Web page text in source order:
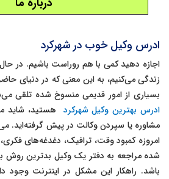
ادرس وکیل خوب در شهرکرد
زندگی می‌کنیم، به این معنی که در دنیای
بسیاری از امور قدیمی منسوخ شده تلقی
ادرس بهترین وکیل شهرکرد هستید، شاید
مشاوره یا سپردن وکالت در پیش گرفته‌اید.
امروزه کمبود وقت، ترافیک، دغدغه‌های
شده مراجعه به دفتر یک وکیل بدترین روش
باشد. راهکار این مشکل در اینترنت وجود